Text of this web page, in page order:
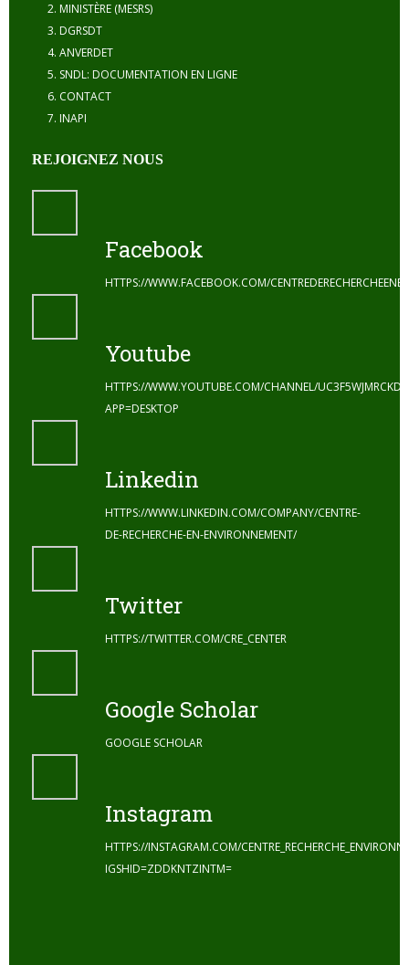
MINISTÈRE (MESRS)
DGRSDT
ANVERDET
SNDL: DOCUMENTATION EN LIGNE
CONTACT
INAPI
REJOIGNEZ NOUS
Facebook
HTTPS://WWW.FACEBOOK.COM/
Youtube
HTTPS://WWW.YOUTUBE.COM/CHANNEL/
APP=DESKTOP
Linkedin
HTTPS://WWW.LINKEDIN.COM/COMPANY/CENTRE-
DE-RECHERCHE-EN-ENVIRONNEMENT/
Twitter
HTTPS://TWITTER.COM/CRE_CENTER
Google Scholar
GOOGLE SCHOLAR
Instagram
HTTPS://INSTAGRAM.COM/
IGSHID=ZDDKNTZINTM=